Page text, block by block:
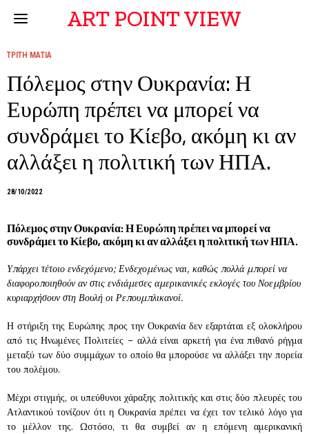
ART POINT VIEW
ΤΡΙΤΗ ΜΑΤΙΑ
Πόλεμος στην Ουκρανία: Η
Ευρώπη πρέπει να μπορεί να
συνδράμει το Κίεβο, ακόμη κι αν
αλλάξει η πολιτική των ΗΠΑ.
28/10/2022
Πόλεμος στην Ουκρανία: Η Ευρώπη πρέπει να μπορεί να
συνδράμει το Κίεβο, ακόμη κι αν αλλάξει η πολιτική των ΗΠΑ.
Υπάρχει τέτοιο ενδεχόμενο; Ενδεχομένως ναι, καθώς πολλά μπορεί να
διαφοροποιηθούν αν στις ενδιάμεσες αμερικανικές εκλογές του Νοεμβρίου
κυριαρχήσουν στη Βουλή οι Ρεπουμπλικανοί.
Η στήριξη της Ευρώπης προς την Ουκρανία δεν εξαρτάται εξ ολοκλήρου
από τις Ηνωμένες Πολιτείες – αλλά είναι αρκετή για ένα πιθανό ρήγμα
μεταξύ των δύο συμμάχων το οποίο θα μπορούσε να αλλάξει την πορεία
του πολέμου.
Μέχρι στιγμής, οι υπεύθυνοι χάραξης πολιτικής και στις δύο πλευρές του
Ατλαντικού τονίζουν ότι η Ουκρανία πρέπει να έχει τον τελικό λόγο για
το μέλλον της. Ωστόσο, τι θα συμβεί αν η επόμενη αμερικανική